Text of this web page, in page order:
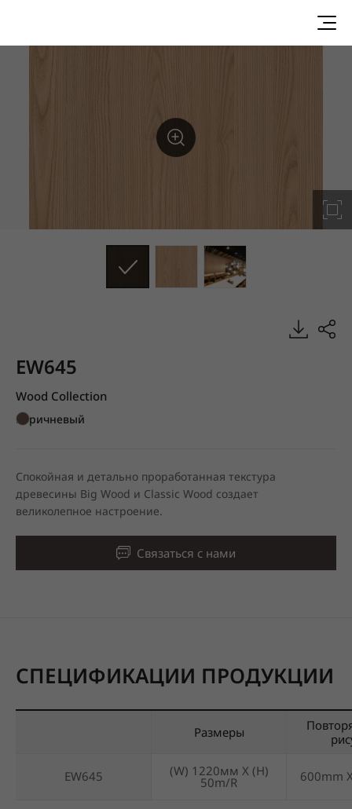
EW645
Wood Collection
Коричневый
Спокойная и детально проработанная текстура
древесины Big Wood и Classic Wood создает
великолепное настроение.
Связаться с нами
СПЕЦИФИКАЦИИ ПРОДУКЦИИ
Размеры
EW645 (W) 1220мм X (H)
50m/R 600mm